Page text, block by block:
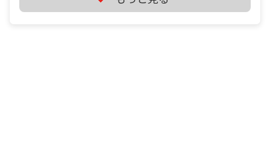
player . tt1 ミズノ ブースターsa vs ミズノ ブースタ